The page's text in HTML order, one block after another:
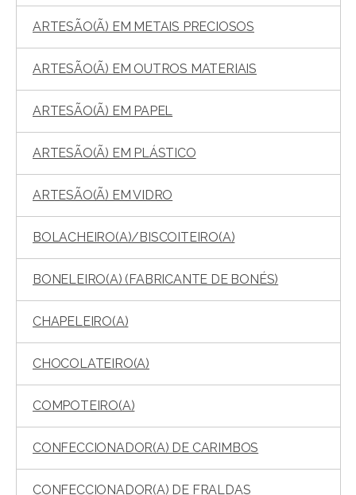
ARTESÃO(Ã) EM METAIS PRECIOSOS
ARTESÃO(Ã) EM OUTROS MATERIAIS
ARTESÃO(Ã) EM PAPEL
ARTESÃO(Ã) EM PLÁSTICO
ARTESÃO(Ã) EM VIDRO
BOLACHEIRO(A)/BISCOITEIRO(A)
BONELEIRO(A) (FABRICANTE DE BONÉS)
CHAPELEIRO(A)
CHOCOLATEIRO(A)
COMPOTEIRO(A)
CONFECCIONADOR(A) DE CARIMBOS
CONFECCIONADOR(A) DE FRALDAS